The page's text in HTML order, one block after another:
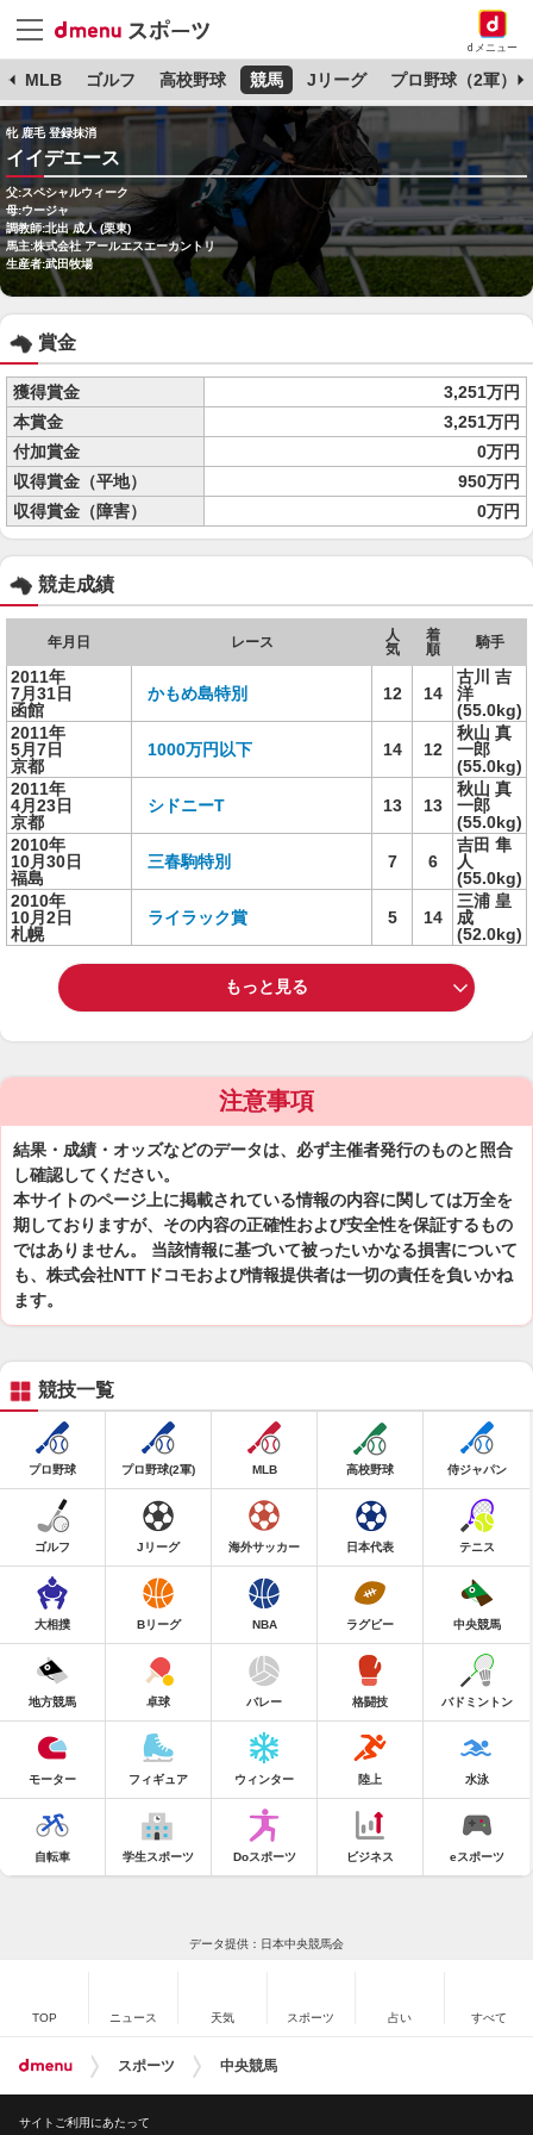
dメニュー
MLB ゴルフ 高校野球 競馬 Jリーグ プロ野球（2軍）
牝 鹿毛 登録抹消
イイデエース
父:スペシャルウィーク
母:ウージャ
調教師:北出 成人 (栗東)
馬主:株式会社 アールエスエーカントリ
生産者:武田牧場
賞金
獲得賞金
3,251万円
本賞金
3,251万円
付加賞金
0万円
収得賞金（平地）
950万円
収得賞金（障害）
0万円
競走成績
年月日 レース
人
気
着
順
騎手
2011年
7月31日
函館
かもめ島特別 12 14
古川 吉
洋
(55.0kg)
2011年
5月7日
京都
1000万円以下 14 12
秋山 真
一郎
(55.0kg)
2011年
4月23日
京都
シドニーT 13 13
秋山 真
一郎
(55.0kg)
2010年
10月30日
福島
三春駒特別 7 6
吉田 隼
人
(55.0kg)
2010年
10月2日
札幌
ライラック賞 5 14
三浦 皇
成
(52.0kg)
もっと見る
注意事項
結果・成績・オッズなどのデータは、必ず主催者発行のものと照合
し確認してください。
本サイトのページ上に掲載されている情報の内容に関しては万全を
期しておりますが、その内容の正確性および安全性を保証するもの
ではありません。 当該情報に基づいて被ったいかなる損害について
も、株式会社NTTドコモおよび情報提供者は一切の責任を負いかね
ます。
競技一覧
プロ野球 プロ野球(2軍) MLB 高校野球 侍ジャパン
ゴルフ Jリーグ 海外サッカー 日本代表 テニス
大相撲 Bリーグ NBA ラグビー 中央競馬
地方競馬 卓球 バレー 格闘技 バドミントン
モーター フィギュア ウィンター 陸上 水泳
自転車 学生スポーツ Doスポーツ ビジネス eスポーツ
データ提供：日本中央競馬会
TOP ニュース 天気 スポーツ 占い すべて
スポーツ 中央競馬
サイトご利用にあたって